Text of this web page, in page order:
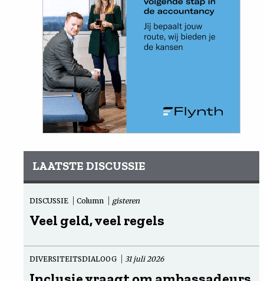
LAATSTE DISCUSSIE
DISCUSSIE Column gisteren
Veel geld, veel regels
DIVERSITEITSDIALOOG 31 juli 2026